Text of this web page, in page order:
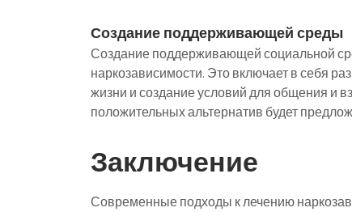
Создание поддерживающей среды
Создание поддерживающей социальной
наркозависимости. Это включает в себя
жизни и создание условий для общения и
положительных альтернатив будет
Заключение
Современные подходы к лечению